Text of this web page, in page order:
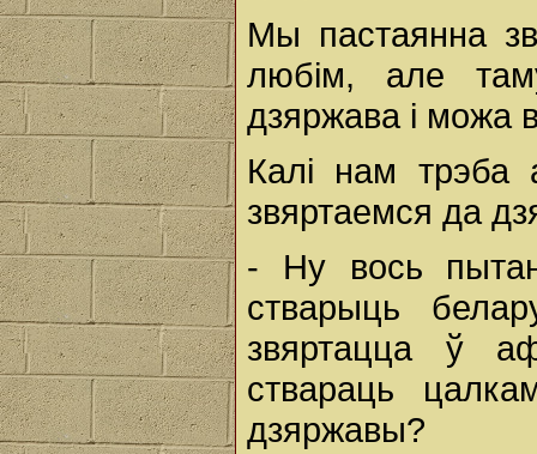
Мы пастаянна
любім, але
дзяржава і можа
Калі нам трэба
звяртаемся да
- Ну вось
стварыць
звяртацца ў
ствараць
дзяржавы?